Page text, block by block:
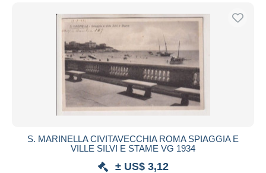
S. MARINELLA CIVITAVECCHIA ROMA SPIAGGIA E
VILLE SILVI E STAME VG 1934
± US$ 3,12